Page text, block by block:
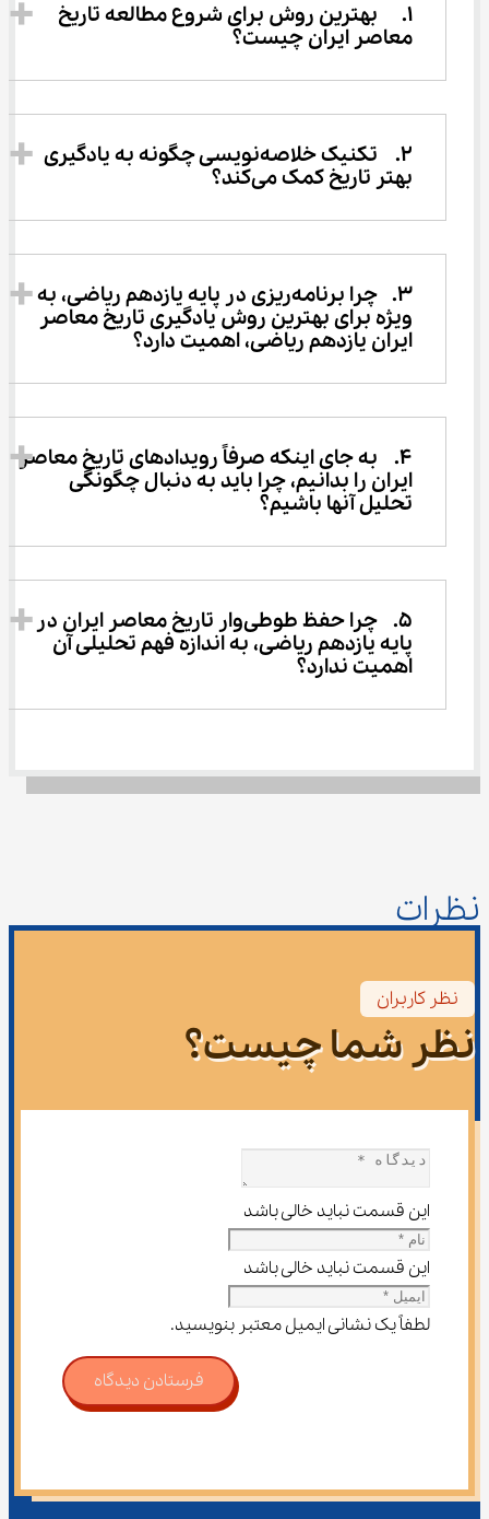
1.	بهترین روش برای شروع مطالعه تاریخ
معاصر ایران چیست؟
2.	تکنیک خلاصه‌نویسی چگونه به یادگیری
بهتر تاریخ کمک می‌کند؟
3.	چرا برنامه‌ریزی در پایه یازدهم ریاضی، به
ویژه برای بهترین روش یادگیری تاریخ معاصر
ایران یازدهم ریاضی، اهمیت دارد؟
4.	به جای اینکه صرفاً رویدادهای تاریخ معاصر
ایران را بدانیم، چرا باید به دنبال چگونگی
تحلیل آنها باشیم؟
5.	چرا حفظ طوطی‌وار تاریخ معاصر ایران در
پایه یازدهم ریاضی، به اندازه فهم تحلیلی آن
اهمیت ندارد؟
نظرات
نظر کاربران
نظر شما چیست؟
این قسمت نباید خالی باشد
این قسمت نباید خالی باشد
لطفاً یک نشانی ایمیل معتبر بنویسید.
فرستادن دیدگاه